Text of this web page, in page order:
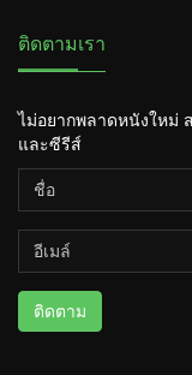
ติดตามเรา
ไม่อยากพลาดหนังใหม่
และซีรีส์
ติดตาม